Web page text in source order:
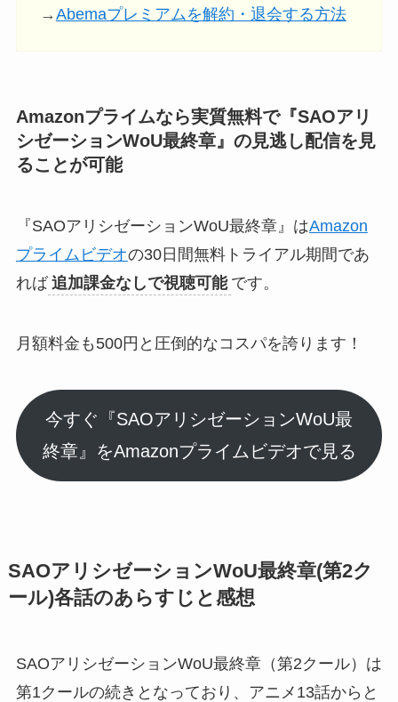
→Abemaプレミアムを解約・退会する方法
Amazonプライムなら実質無料で『SAOアリ
シゼーションWoU最終章』の見逃し配信を見
ることが可能
『SAOアリシゼーションWoU最終章』はAmazon
プライムビデオの30日間無料トライアル期間であ
れば 追加課金なしで視聴可能 です。
月額料金も500円と圧倒的なコスパを誇ります！
今すぐ『SAOアリシゼーションWoU最
終章』をAmazonプライムビデオで見る
SAOアリシゼーションWoU最終章(第2ク
ール)各話のあらすじと感想
SAOアリシゼーションWoU最終章（第2クール）は
第1クールの続きとなっており、アニメ13話からと